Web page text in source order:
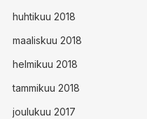
huhtikuu 2018
maaliskuu 2018
helmikuu 2018
tammikuu 2018
joulukuu 2017